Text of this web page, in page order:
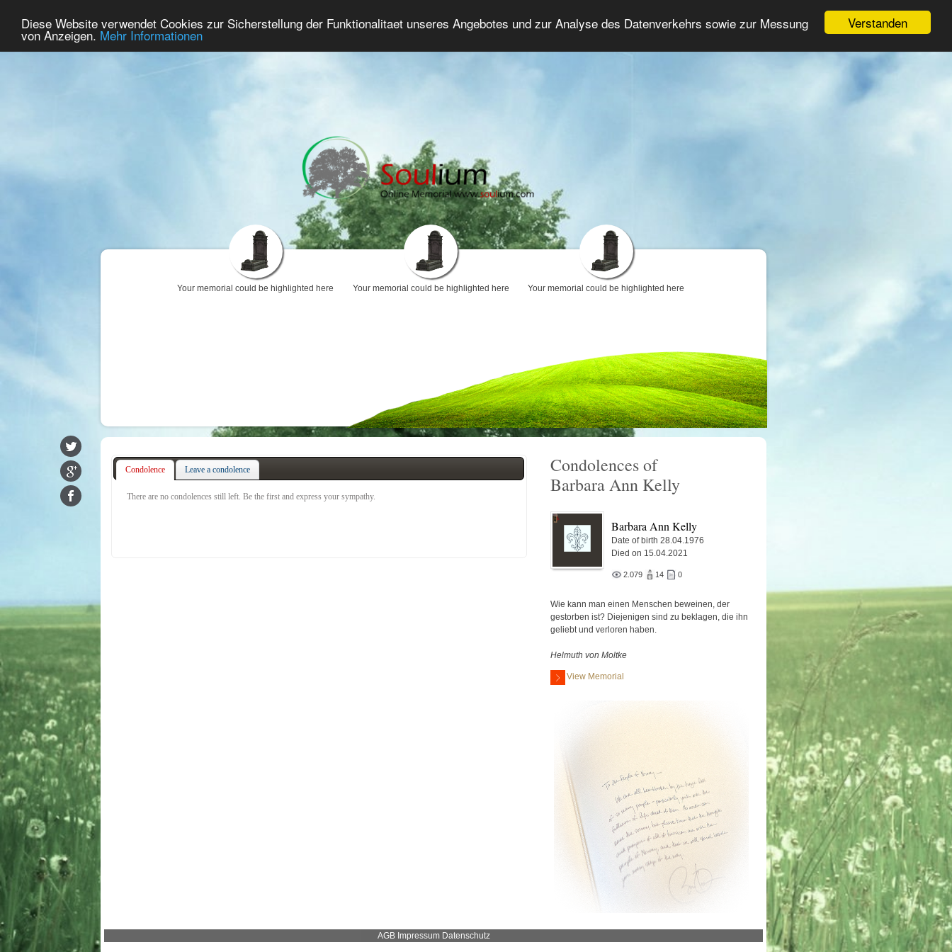
Verstanden
Diese Website verwendet Cookies zur Sicherstellung der Funktionalitaet unseres Angebotes und zur Analyse des Datenverkehrs sowie zur Messung
von Anzeigen. Mehr Informationen
Home Premium Commemorate Grief Forum Advanced Search Login/Register
Your memorial could be highlighted here Your memorial could be highlighted here Your memorial could be highlighted here
Condolence Leave a condolence
There are no condolences still left. Be the first and express your sympathy.
Condolences of
Barbara Ann Kelly
Barbara Ann Kelly
Date of birth 28.04.1976
Died on 15.04.2021
2.079 14 0
Wie kann man einen Menschen beweinen, der
gestorben ist? Diejenigen sind zu beklagen, die ihn
geliebt und verloren haben.
Helmuth von Moltke
View Memorial
AGB Impressum Datenschutz